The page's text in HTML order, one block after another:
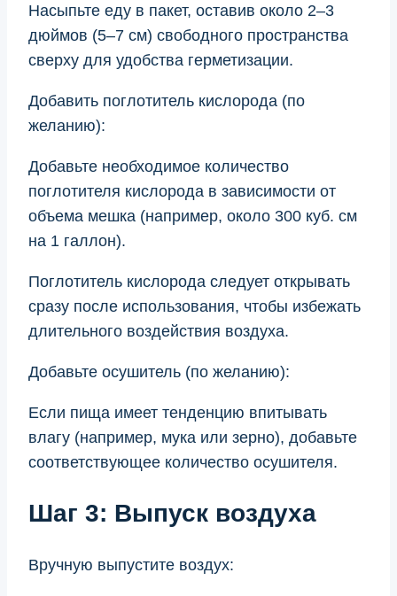
Насыпьте еду в пакет, оставив около 2–3
дюймов (5–7 см) свободного пространства
сверху для удобства герметизации.
Добавить поглотитель кислорода (по
желанию):
Добавьте необходимое количество
поглотителя кислорода в зависимости от
объема мешка (например, около 300 куб. см
на 1 галлон).
Поглотитель кислорода следует открывать
сразу после использования, чтобы избежать
длительного воздействия воздуха.
Добавьте осушитель (по желанию):
Если пища имеет тенденцию впитывать
влагу (например, мука или зерно), добавьте
соответствующее количество осушителя.
Шаг 3: Выпуск воздуха
Вручную выпустите воздух: